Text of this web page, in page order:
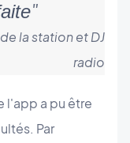
"
la station et DJ
radio
l'app a pu être
Par